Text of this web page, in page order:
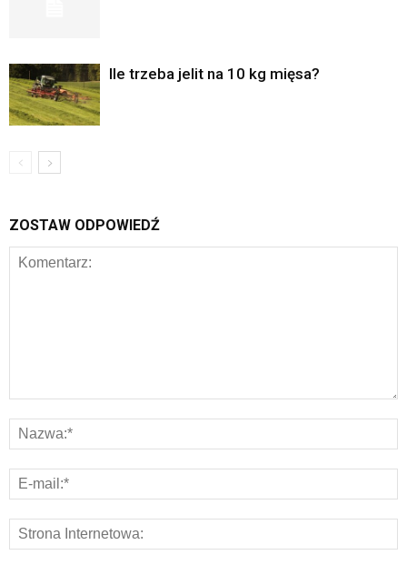
Ile trzeba jelit na 10 kg mięsa?
ZOSTAW ODPOWIEDŹ